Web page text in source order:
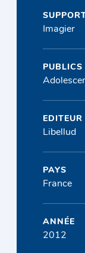
Imagier
PUBLICS
EDITEUR
Libellud
PAYS
France
ANNÉE
2012